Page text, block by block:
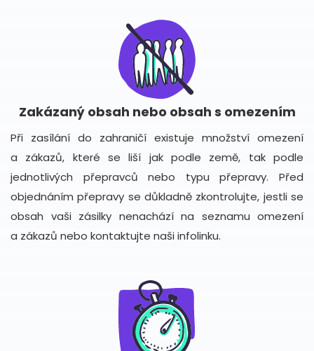
Zakázaný obsah nebo obsah s omezením
Při zasílání do zahraničí existuje množství omezení
a zákazů, které se liší jak podle země, tak podle
jednotlivých přepravců nebo typu přepravy. Před
objednáním přepravy se důkladně zkontrolujte, jestli se
obsah vaši zásilky nenachází na seznamu omezení
a zákazů nebo kontaktujte naši infolinku.